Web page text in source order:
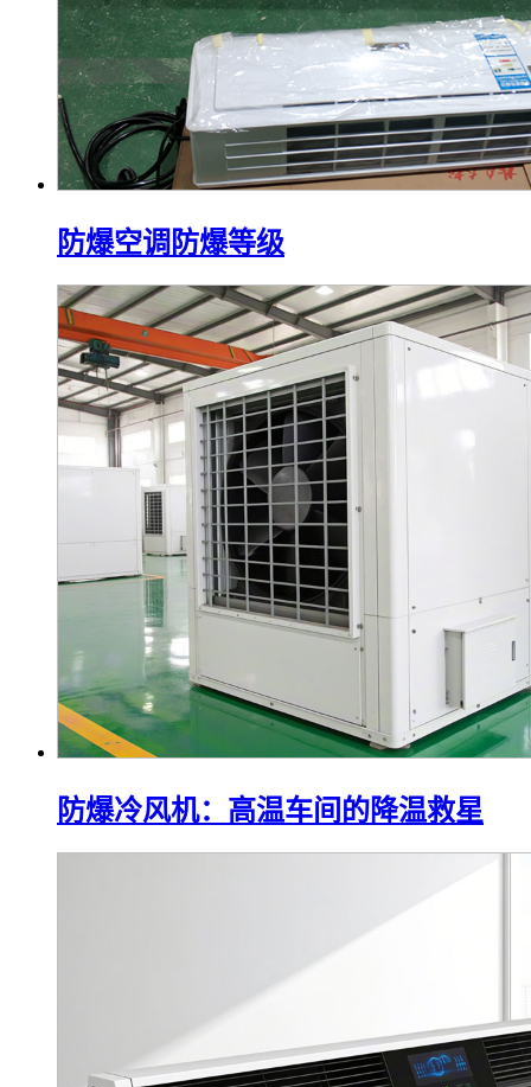
防爆空调防爆等级
防爆冷风机：高温车间的降温救星